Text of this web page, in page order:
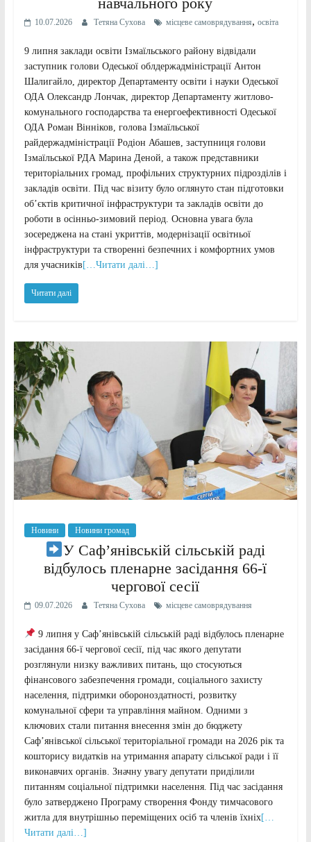
10.07.2026 Тетяна Сухова місцеве самоврядування, освіта
9 липня заклади освіти Ізмаїльського району відвідали
заступник голови Одеської облдержадміністрації Антон
Шалигайло, директор Департаменту освіти і науки Одеської
ОДА Олександр Лончак, директор Департаменту житлово-
комунального господарства та енергоефективності Одеської
ОДА Роман Вінніков, голова Ізмаїльської
райдержадміністрації Родіон Абашев, заступниця голови
Ізмаїльської РДА Марина Деной, а також представники
територіальних громад, профільних структурних підрозділів і
закладів освіти. Під час візиту було оглянуто стан підготовки
об’єктів критичної інфраструктури та закладів освіти до
роботи в осінньо-зимовий період. Основна увага була
зосереджена на стані укриттів, модернізації освітньої
інфраструктури та створенні безпечних і комфортних умов
для учасників […Читати далі…]
Читати далі
Новини Новини громад
У Саф’янівській сільській раді
відбулось пленарне засідання 66-ї
чергової сесії
09.07.2026 Тетяна Сухова місцеве самоврядування
9 липня у Саф’янівській сільській раді відбулось пленарне
засідання 66-ї чергової сесії, під час якого депутати
розглянули низку важливих питань, що стосуються
фінансового забезпечення громади, соціального захисту
населення, підтримки обороноздатності, розвитку
комунальної сфери та управління майном. Одними з
ключових стали питання внесення змін до бюджету
Саф’янівської сільської територіальної громади на 2026 рік та
кошторису видатків на утримання апарату сільської ради і її
виконавчих органів. Значну увагу депутати приділили
питанням соціальної підтримки населення. Під час засідання
було затверджено Програму створення Фонду тимчасового
житла для внутрішньо переміщених осіб та членів їхніх[…
Читати далі…]